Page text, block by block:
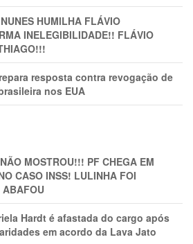
HUMlLHA FLÁVIO
INELEGIBILIDADE!! FLÁVIO
resposta contra revogação de
nos EUA
MOSTROU!!! PF CHEGA EM
CASO INSS! LULINHA FOI
ABAFOU
Hardt é afastada do cargo após
em acordo da Lava Jato